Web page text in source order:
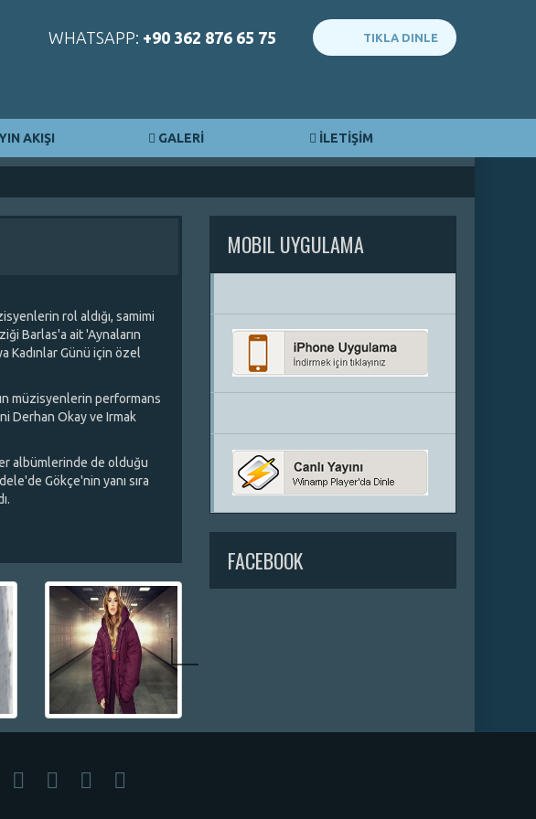
WHATSAPP: +90 362 876 65 75 TIKLA DINLE
AKIŞI GALERİ İLETİŞİM
rol aldığı, samimi
Barlas'a ait 'Aynaların
Kadınlar Günü için özel
müzisyenlerin performans
Derhan Okay ve Irmak
albümlerinde de olduğu
Gökçe'nin yanı sıra
MOBIL UYGULAMA
FACEBOOK